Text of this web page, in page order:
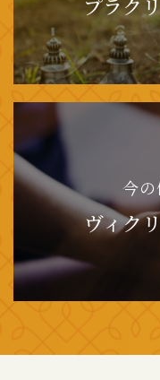
プラク
今
ヴィク